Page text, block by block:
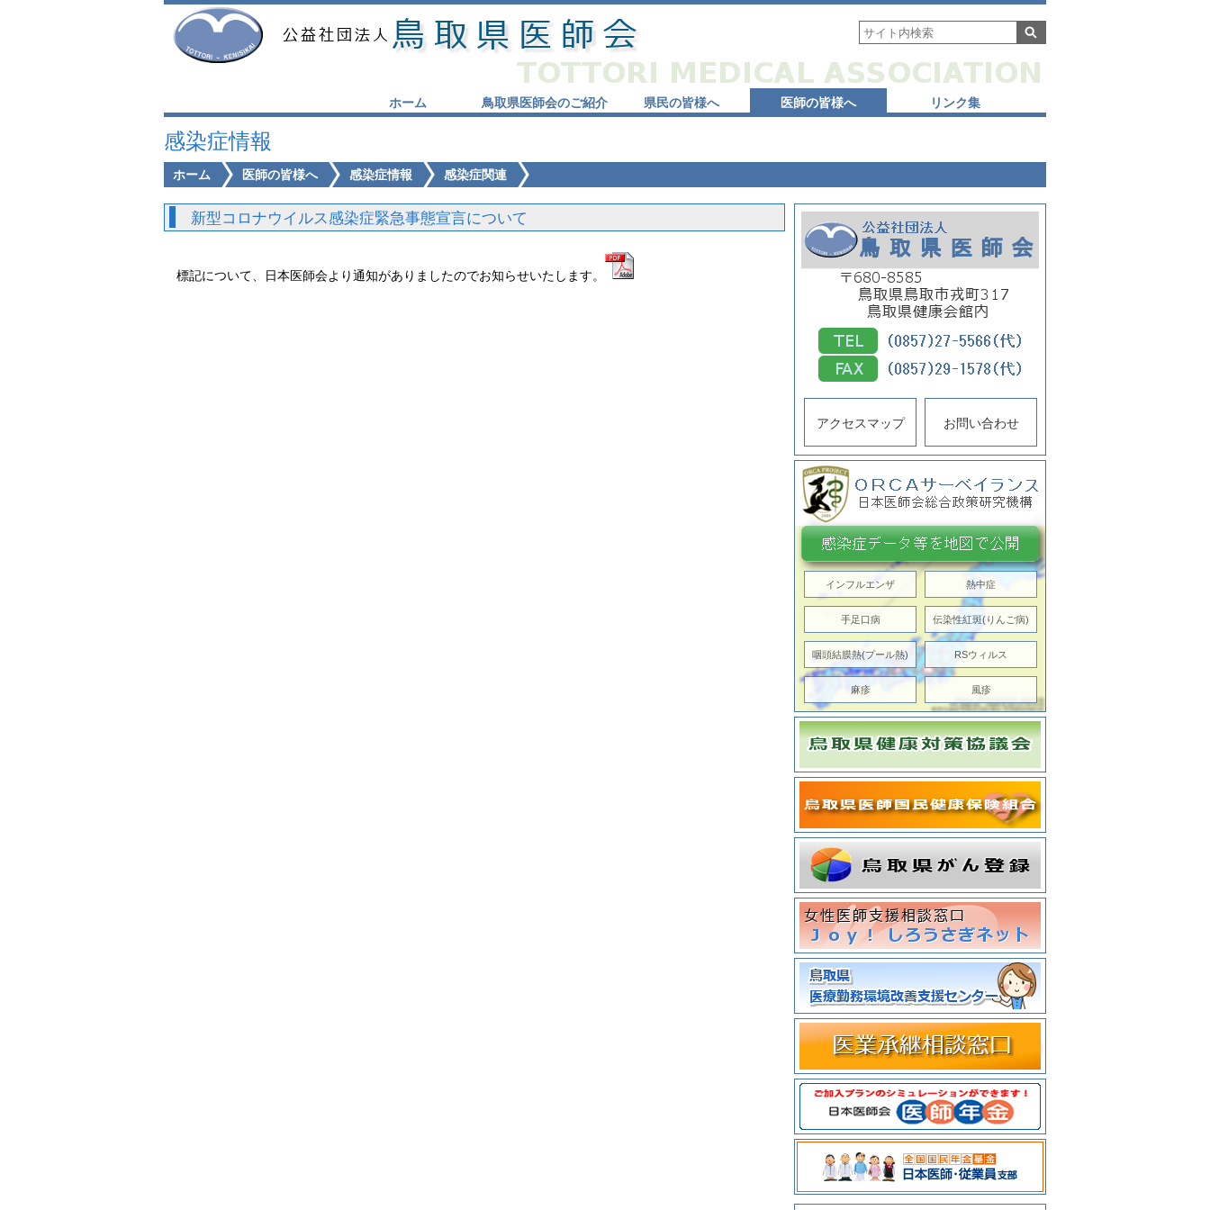
ホーム 鳥取県医師会のご紹介 県民の皆様へ 医師の皆様へ リンク集
感染症情報
ホーム 医師の皆様へ 感染症情報 感染症関連
新型コロナウイルス感染症緊急事態宣言について
標記について、日本医師会より通知がありましたのでお知らせいたします。
アクセスマップ お問い合わせ
インフルエンザ 熱中症
手足口病 伝染性紅斑(りんご病)
咽頭結膜熱(プール熱) RSウィルス
麻疹 風疹